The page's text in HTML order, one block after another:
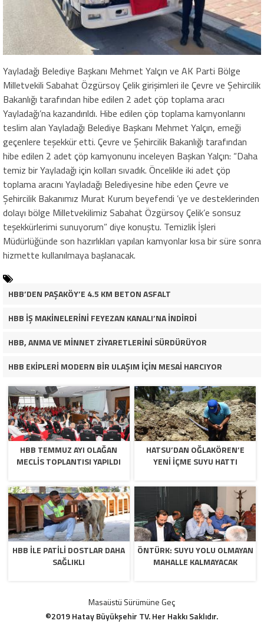
Yayladağı Belediye Başkanı Mehmet Yalçın ve AK Parti Bölge
Milletvekili Sabahat Özgürsoy Çelik girişimleri ile Çevre ve Şehircilik
Bakanlığı tarafından hibe edilen 2 adet çöp toplama aracı
Yayladağı’na kazandırıldı. Hibe edilen çöp toplama kamyonlarını
teslim alan Yayladağı Belediye Başkanı Mehmet Yalçın, emeği
geçenlere teşekkür etti. Çevre ve Şehircilik Bakanlığı tarafından
hibe edilen 2 adet çöp kamyonunu inceleyen Başkan Yalçın: “Daha
temiz bir Yayladağı için kolları sıvadık. Öncelikle iki adet çöp
toplama aracını Yayladağı Belediyesine hibe eden Çevre ve
Şehircilik Bakanımız Murat Kurum beyefendi ’ye ve desteklerinden
dolayı bölge Milletvekilimiz Sabahat Özgürsoy Çelik’e sonsuz
teşekkürlerimi sunuyorum” diye konuştu. Temizlik İşleri
Müdürlüğünde son hazırlıkları yapılan kamyonlar kısa bir süre sonra
hizmette kullanılmaya başlanacak.
HBB’DEN PAŞAKÖY’E 4.5 KM BETON ASFALT
HBB İŞ MAKİNELERİNİ FEYEZAN KANALI’NA İNDİRDİ
HBB, ANMA VE MİNNET ZİYARETLERİNİ SÜRDÜRÜYOR
HBB EKİPLERİ MODERN BİR ULAŞIM İÇİN MESAİ HARCIYOR
HBB TEMMUZ AYI OLAĞAN
MECLİS TOPLANTISI YAPILDI
HATSU’DAN OĞLAKÖREN’E
YENİ İÇME SUYU HATTI
HBB İLE PATİLİ DOSTLAR DAHA
SAĞLIKLI
ÖNTÜRK: SUYU YOLU OLMAYAN
MAHALLE KALMAYACAK
Masaüstü Sürümüne Geç
©2019 Hatay Büyükşehir TV. Her Hakkı Saklıdır.